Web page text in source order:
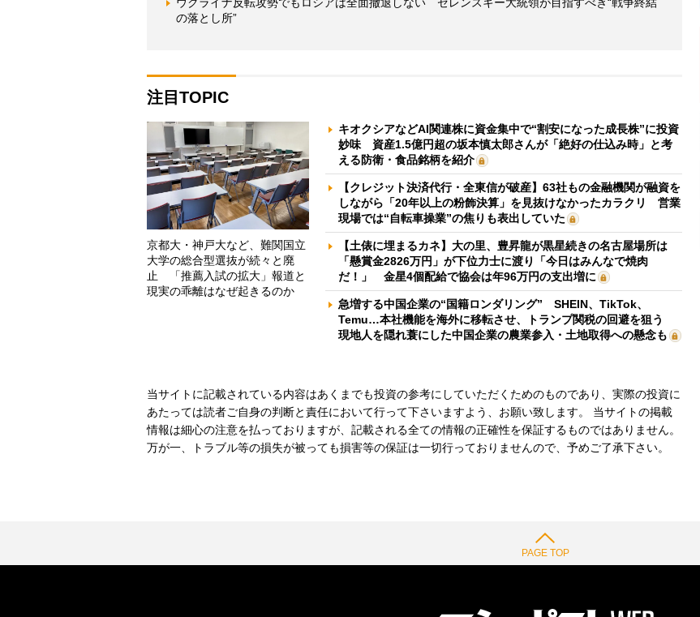
の落とし所”
注目TOPIC
京都大・神戸大など、難関国立
大学の総合型選抜が続々と廃
止 「推薦入試の拡大」報道と
現実の乖離はなぜ起きるのか
キオクシアなどAI関連株に資金集中で“割安になった成長株”に投資
妙味 資産1.5億円超の坂本慎太郎さんが「絶好の仕込み時」と考
える防衛・食品銘柄を紹介
【クレジット決済代行・全東信が破産】63社もの金融機関が融資を
しながら「20年以上の粉飾決算」を見抜けなかったカラクリ 営業
現場では“自転車操業”の焦りも表出していた
【土俵に埋まるカネ】大の里、豊昇龍が黒星続きの名古屋場所は
「懸賞金2826万円」が下位力士に渡り「今日はみんなで焼肉
だ！」 金星4個配給で協会は年96万円の支出増に
急増する中国企業の“国籍ロンダリング” SHEIN、TikTok、
Temu…本社機能を海外に移転させ、トランプ関税の回避を狙う
現地人を隠れ蓑にした中国企業の農業参入・土地取得への懸念も
当サイトに記載されている内容はあくまでも投資の参考にしていただくためのものであり、実際の投資に
あたっては読者ご自身の判断と責任において行って下さいますよう、お願い致します。 当サイトの掲載
情報は細心の注意を払っておりますが、記載される全ての情報の正確性を保証するものではありません。
万が一、トラブル等の損失が被っても損害等の保証は一切行っておりませんので、予めご了承下さい。
PAGE TOP